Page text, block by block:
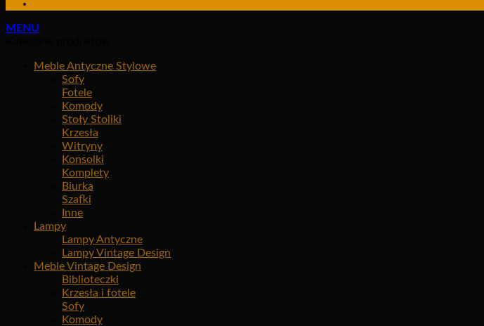
MENU
Meble Antyczne Stylowe
Sofy
Fotele
Komody
Stoły Stoliki
Krzesła
Witryny
Konsolki
Komplety
Biurka
Szafki
Inne
Lampy
Lampy Antyczne
Lampy Vintage Design
Meble Vintage Design
Biblioteczki
Krzesła i fotele
Sofy
Komody